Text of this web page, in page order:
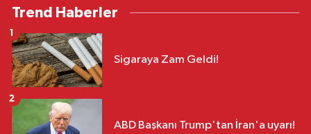
Trend Haberler
Sigaraya Zam Geldi!
1
ABD Başkanı Trump'tan İran'a uyarı!
2